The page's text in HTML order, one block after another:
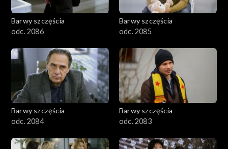
Barwy szczęścia
odc. 2086
Barwy szczęścia
odc. 2085
Barwy szczęścia
odc. 2084
Barwy szczęścia
odc. 2083